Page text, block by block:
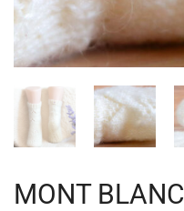
MONT BLANC